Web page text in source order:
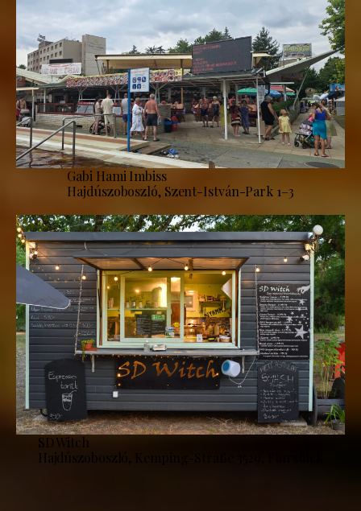
Gabi Hami Imbiss
Hajdúszoboszló, Szent-István-Park 1–3
SD Witch
Hajdúszoboszló, Kemping-Straße 3529, Flurstück